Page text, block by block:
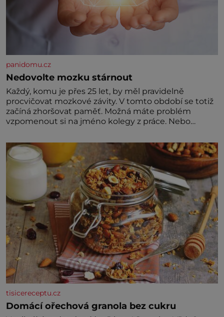
panidomu.cz
Nedovolte mozku stárnout
Každý, komu je přes 25 let, by měl pravidelně
procvičovat mozkové závity. V tomto období se totiž
začíná zhoršovat paměť. Možná máte problém
vzpomenout si na jméno kolegy z práce. Nebo
nedávno přečetli. Je to opravdu tak, s věkem jako
kdyby se paměť rozhodla stávkovat. Cvičte
tisicereceptu.cz
Domácí ořechová granola bez cukru